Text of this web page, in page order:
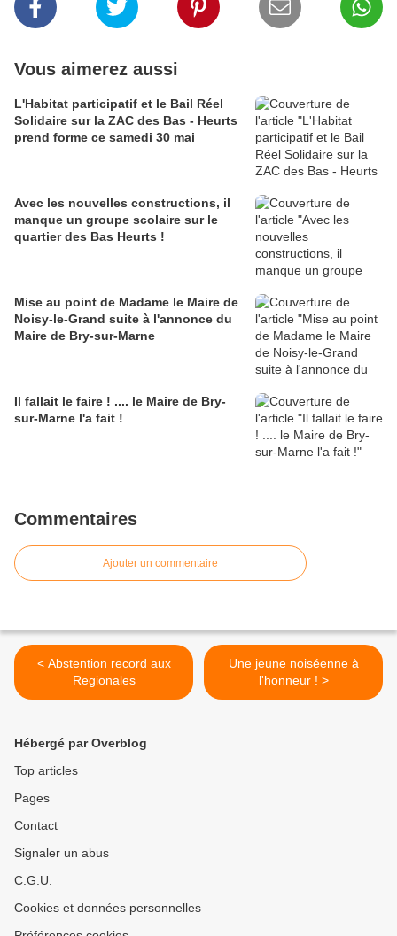
Vous aimerez aussi
L'Habitat participatif et le Bail Réel
Solidaire sur la ZAC des Bas - Heurts
prend forme ce samedi 30 mai
Avec les nouvelles constructions, il
manque un groupe scolaire sur le
quartier des Bas Heurts !
Mise au point de Madame le Maire de
Noisy-le-Grand suite à l'annonce du
Maire de Bry-sur-Marne
Il fallait le faire ! .... le Maire de Bry-
sur-Marne l'a fait !
Commentaires
Ajouter un commentaire
< Abstention record aux
Regionales
Une jeune noiséenne à
l'honneur ! >
Hébergé par Overblog
Top articles
Pages
Contact
Signaler un abus
C.G.U.
Cookies et données personnelles